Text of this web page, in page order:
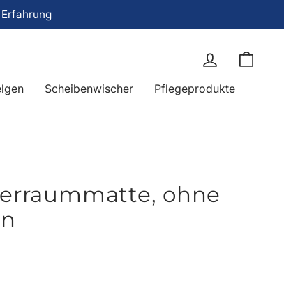
Einloggen
Scheibenwischer
Pflegeprodukte
ohne